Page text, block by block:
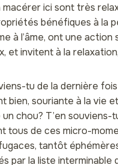
macérer ici sont très
bénéfiques à la
à l’âme, ont une action
et invitent à la
tu de la dernière
bien, souriante à la vie
chou? T’en souviens-
tous de ces micro-
tantôt
par la liste interminable